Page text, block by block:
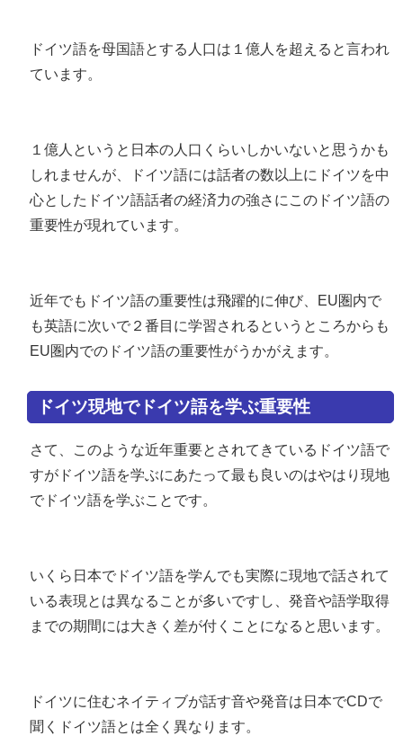
ドイツ語を母国語とする人口は１億人を超えると言われ
ています。
１億人というと日本の人口くらいしかいないと思うかも
しれませんが、ドイツ語には話者の数以上にドイツを中
心としたドイツ語話者の経済力の強さにこのドイツ語の
重要性が現れています。
近年でもドイツ語の重要性は飛躍的に伸び、EU圏内で
も英語に次いで２番目に学習されるというところからも
EU圏内でのドイツ語の重要性がうかがえます。
ドイツ現地でドイツ語を学ぶ重要性
さて、このような近年重要とされてきているドイツ語で
すがドイツ語を学ぶにあたって最も良いのはやはり現地
でドイツ語を学ぶことです。
いくら日本でドイツ語を学んでも実際に現地で話されて
いる表現とは異なることが多いですし、発音や語学取得
までの期間には大きく差が付くことになると思います。
ドイツに住むネイティブが話す音や発音は日本でCDで
聞くドイツ語とは全く異なります。